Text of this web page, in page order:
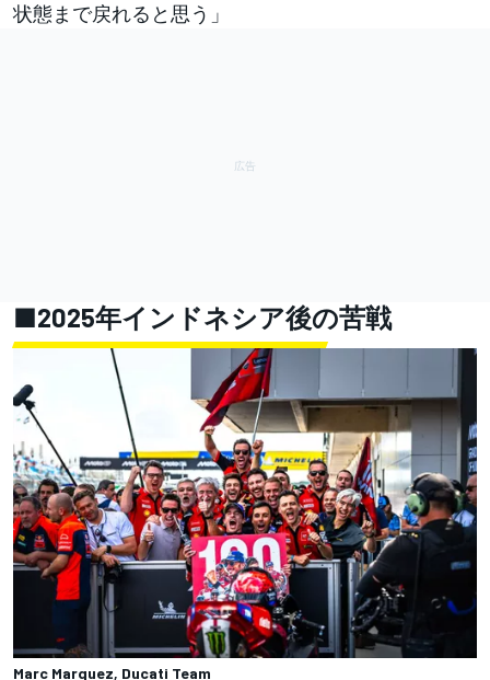
状態まで戻れると思う」
■2025年インドネシア後の苦戦
Marc Marquez, Ducati Team